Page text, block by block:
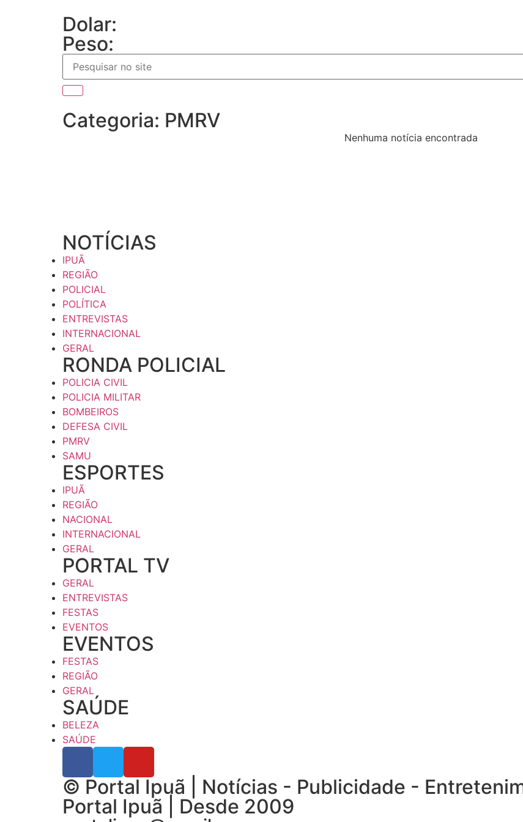
Dolar:
Peso:
Categoria: PMRV
Nenhuma notícia encontrada
NOTÍCIAS
IPUÃ
REGIÃO
POLICIAL
POLÍTICA
ENTREVISTAS
INTERNACIONAL
GERAL
RONDA POLICIAL
POLICIA CIVIL
POLICIA MILITAR
BOMBEIROS
DEFESA CIVIL
PMRV
SAMU
ESPORTES
IPUÃ
REGIÃO
NACIONAL
INTERNACIONAL
GERAL
PORTAL TV
GERAL
ENTREVISTAS
FESTAS
EVENTOS
EVENTOS
FESTAS
REGIÃO
GERAL
SAÚDE
BELEZA
SAÚDE
© Portal Ipuã | Notícias - Publicidade -
Portal Ipuã | Desde 2009